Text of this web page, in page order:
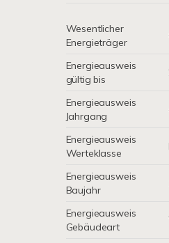
Wesentlicher
Energieträger
Energieausweis
gültig bis
Energieausweis
Jahrgang
Energieausweis
Werteklasse
Energieausweis
Baujahr
Energieausweis
Gebäudeart